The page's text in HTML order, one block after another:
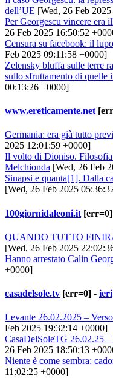
dell’UE [Wed, 26 Feb
Per Georgescu vincere era
26 Feb 2025 16:50:52
Censura su facebook: il
Feb 2025 09:11:58 +0000]
Zelensky bluffa sulle terre
sullo sfruttamento di quelle
00:13:26 +0000]
www.ereticamente.net
Germania: era già tutto
2025 12:01:59 +0000]
Il volto di Dioniso.
Melchionda [Wed, 26 Feb
Sinapsi e quanta[1]. Dalla
[Wed, 26 Feb 2025
100giornidaleoni.it
QUANDO TUTTO
[Wed, 26 Feb 2025
Hanno arrestato Calin
+0000]
casadelsole.tv [err=0] - ieri
Levante 26.02.2025 –
Feb 2025 19:32:14 +0000]
CasaDelSoleTG 26.02.25
26 Feb 2025 18:50:13
Niente è come sembra:
11:02:25 +0000]